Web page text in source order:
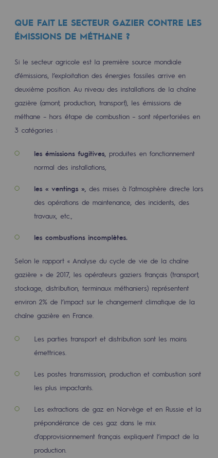
Teréga, partenaire de référence sur le
Hydrogène
Hydrogène : Enjeux et opportunités
Production d'hydrogène
Transport d'hydrogène
Projet HySoW
Appel à Manifestation d'Intérêt H2 et
Stratégie & Innovation
Stratégie & Innovation
Notre stratégie d’innovation
Notre stratégie d’innovation
Objectif Recherche & Innovation :
Objectif Recherche & Innovation :
Objectif Recherche & Innovation :
Objectif Recherche & Innovation :
Partenariats et innovation participative
Newsroom
QUE FAIT LE SECTEUR GAZIER CONTRE LES
ÉMISSIONS DE MÉTHANE ?
Si le secteur agricole est la première source mondiale
d’émissions, l’exploitation des énergies fossiles arrive en
deuxième position. Au niveau des installations de la chaîne
gazière (amont, production, transport), les émissions de
méthane – hors étape de combustion – sont répertoriées en
3 catégories :
les émissions fugitives, produites en fonctionnement
normal des installations,
les « ventings », des mises à l’atmosphère directe lors
des opérations de maintenance, des incidents, des
travaux, etc.,
les combustions incomplètes.
Selon le rapport « Analyse du cycle de vie de la chaîne
gazière » de 2017, les opérateurs gaziers français (transport,
stockage, distribution, terminaux méthaniers) représentent
environ 2% de l’impact sur le changement climatique de la
chaîne gazière en France.
Les parties transport et distribution sont les moins
émettrices.
Les postes transmission, production et combustion sont
les plus impactants.
Les extractions de gaz en Norvège et en Russie et la
prépondérance de ces gaz dans le mix
d’approvisionnement français expliquent l’impact de la
production.